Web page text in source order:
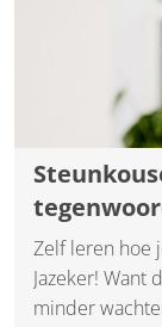
Steunkousen
Zelf leren hoe
Jazeker! Want
minder